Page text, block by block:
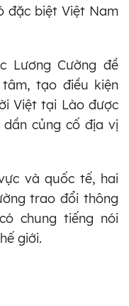
đặc biệt Việt Nam
Lương Cường đề
tạo điều kiện
Việt tại Lào được
củng cố địa vị
và quốc tế, hai
trao đổi thông
chung tiếng nói
giới.